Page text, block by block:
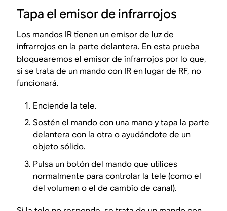
Tapa el emisor de infrarrojos
Los mandos IR tienen un emisor de luz de
infrarrojos en la parte delantera. En esta prueba
bloquearemos el emisor de infrarrojos por lo que,
si se trata de un mando con IR en lugar de RF, no
funcionará.
Enciende la tele.
Sostén el mando con una mano y tapa la parte
delantera con la otra o ayudándote de un
objeto sólido.
Pulsa un botón del mando que utilices
normalmente para controlar la tele (como el
del volumen o el de cambio de canal).